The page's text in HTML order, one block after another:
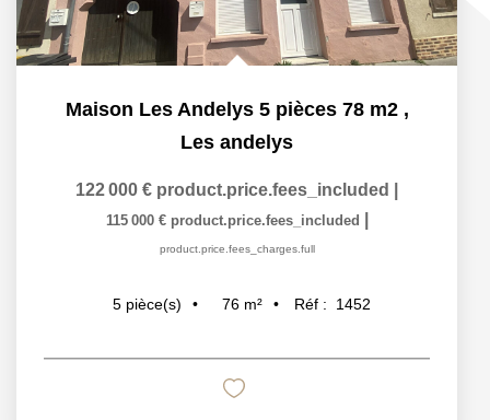
Maison Les Andelys 5 pièces 78 m2 ,
Les andelys
122 000 € product.price.fees_included
115 000 € product.price.fees_included
product.price.fees_charges.full
5 pièce(s) 76 m² Réf : 1452